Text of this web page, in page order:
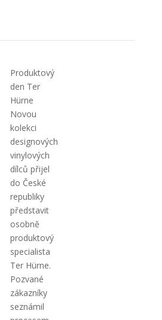
den Ter
Hürne
Novou
kolekci
designových
vinylových
dílců přijel
do České
republiky
představit
osobně
produktový
specialista
Ter Hürne.
Pozvané
zákazníky
seznámil
procesem